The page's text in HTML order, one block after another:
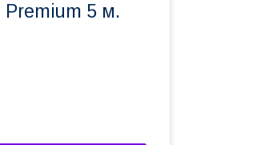
Premium 5 м.